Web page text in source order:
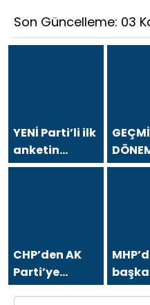
Son Güncelleme: 03
YENİ Parti’li ilk
anketin
sonuçları
CHP’den AK
Parti’ye
geçmişti!
daha